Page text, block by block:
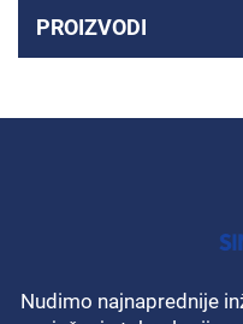
PROIZVODI
Nudimo najnaprednije